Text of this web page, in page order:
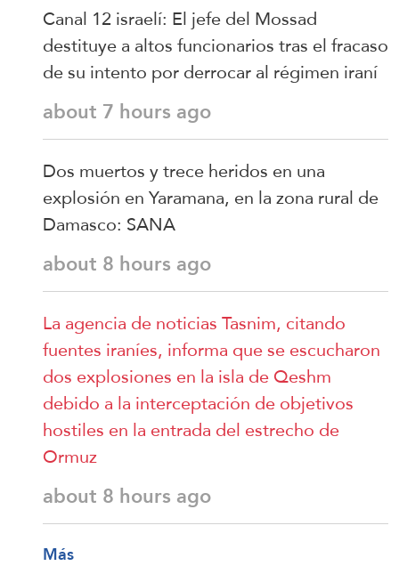
Canal 12 israelí: El jefe del Mossad
destituye a altos funcionarios tras el fracaso
de su intento por derrocar al régimen iraní
about 7 hours ago
Dos muertos y trece heridos en una
explosión en Yaramana, en la zona rural de
Damasco: SANA
about 8 hours ago
La agencia de noticias Tasnim, citando
fuentes iraníes, informa que se escucharon
dos explosiones en la isla de Qeshm
debido a la interceptación de objetivos
hostiles en la entrada del estrecho de
Ormuz
about 8 hours ago
Más